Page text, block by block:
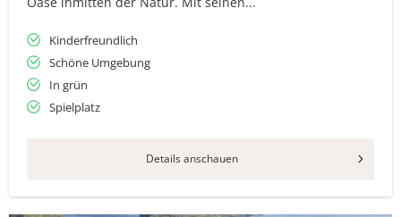
Kinderfreundlich
Schöne Umgebung
In grün
Spielplatz
Details anschauen